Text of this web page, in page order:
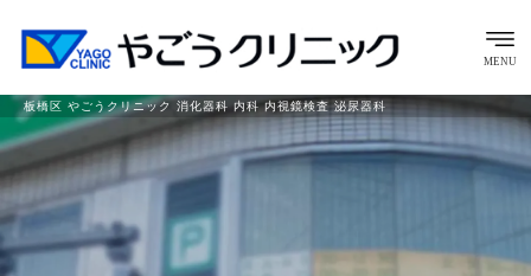
板橋区 やごうクリニック 消化器科 内科 内視鏡検査 泌尿器科
MENU